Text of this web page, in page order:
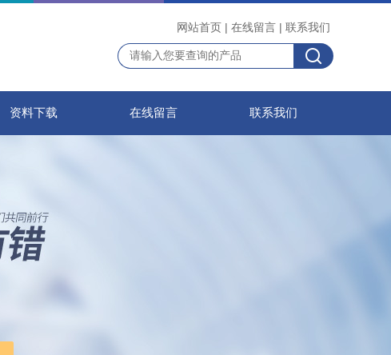
网站首页 | 在线留言 | 联系我们
资料下载 在线留言 联系我们